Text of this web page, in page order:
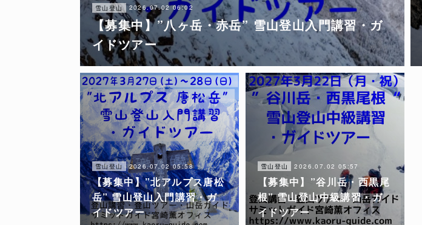
雪山登山 2026.07.02 06:02
【募集中】”八ヶ岳・赤岳” 雪山登山入門講習・ガ
イドツアー
雪山登山 2026.07.02 05:58
【募集中】”北アルプス唐松
岳” 雪山登山入門講習・ガ
イドツアー
雪山登山 2026.07.02 05:57
【募集中】”谷川岳・西黒尾
根” 雪山登山中級講習・ガ
イドツアー